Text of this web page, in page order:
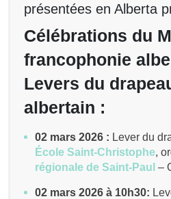
présentées en Alberta
Célébrations du
francophonie
Levers du
albertain :
02 mars 2026 : Lever du
École Saint-Christophe,
régionale de Saint-Paul –
02 mars 2026 à 10h30: